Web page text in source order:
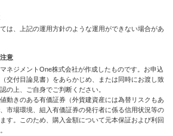
は、上記の運用方針のような運用ができない場合があ
意
ネジメントOne株式会社が作成したものです。お申込
交付目論見書）をあらかじめ、または同時にお渡し致
の上、ご自身でご判断ください。
動きのある有価証券（外貨建資産には為替リスクもあ
市場環境、組入有価証券の発行者に係る信用状況等の
す。このため、購入金額について元本保証および利回